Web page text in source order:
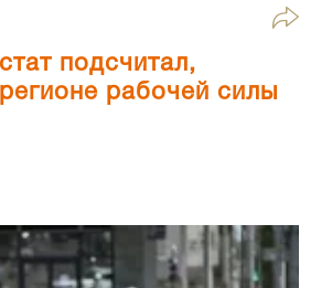
подсчитал,
рабочей силы